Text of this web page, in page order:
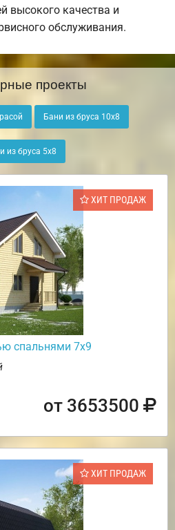
высокого качества и
обслуживания.
проекты
Бани из бруса 10х8
из бруса 5х8
ХИТ ПРОДАЖ
спальнями 7х9
от 3653500
ХИТ ПРОДАЖ